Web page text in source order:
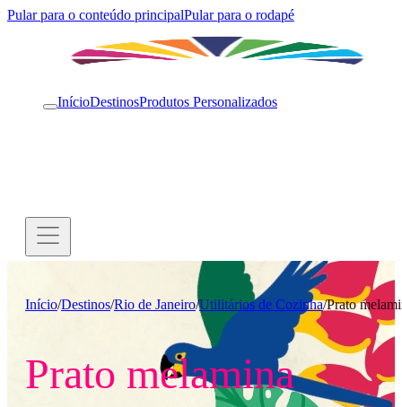
Pular para o conteúdo principalPular para o rodapé
InícioDestinosProdutos Personalizados
Início/Destinos/Rio de Janeiro/Utilitários de Cozinha/Prato
Prato melamina